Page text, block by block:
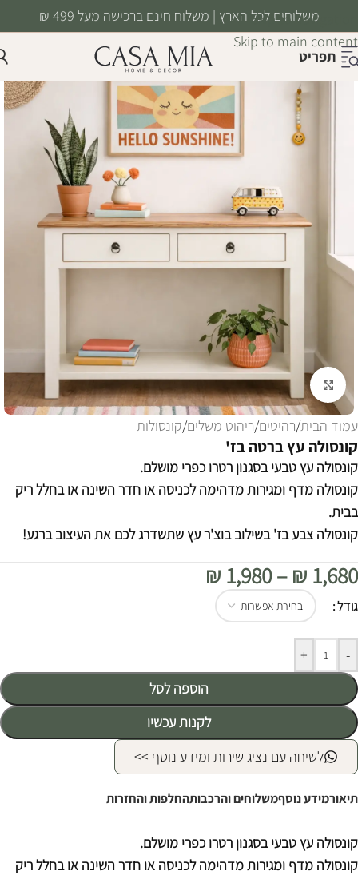
Skip to navigation
Skip to main content
משלוחים לכל הארץ | משלוח חינם ברכישה מעל 499 ₪
תפריט
לחצו להגדלה
עמוד הבית/רהיטים/ריהוט משלים/קונסולות
קונסולה עץ ברטה בז'
קונסולה עץ טבעי בסגנון רטרו כפרי מושלם.
קונסולה מדף ומגירות מדהימה לכניסה או חדר השינה או בחלל ריק
בבית.
קונסולה צבע בז' בשילוב בוצ'ר עץ שתשדרג לכם את העיצוב ברגע!
₪ 1,680
–
₪ 1,980
גודל
-
+
הוספה לסל
לקנות עכשיו
Alternative:
לשיחה עם נציג שירות ומידע נוסף >>
תיאורמידע נוסףמשלוחים והרכבותהחלפות והחזרות
קונסולה עץ טבעי בסגנון רטרו כפרי מושלם.
קונסולה מדף ומגירות מדהימה לכניסה או חדר השינה או בחלל ריק